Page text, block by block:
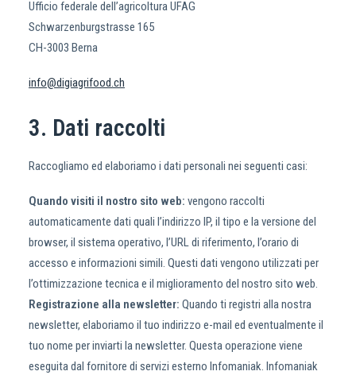
Ufficio federale dell’agricoltura UFAG
Schwarzenburgstrasse 165
CH-3003 Berna
info@digiagrifood.ch
3. Dati raccolti
Raccogliamo ed elaboriamo i dati personali nei seguenti casi:
Quando visiti il nostro sito web: vengono raccolti
automaticamente dati quali l’indirizzo IP, il tipo e la versione del
browser, il sistema operativo, l’URL di riferimento, l’orario di
accesso e informazioni simili. Questi dati vengono utilizzati per
l’ottimizzazione tecnica e il miglioramento del nostro sito web.
Registrazione alla newsletter: Quando ti registri alla nostra
newsletter, elaboriamo il tuo indirizzo e-mail ed eventualmente il
tuo nome per inviarti la newsletter. Questa operazione viene
eseguita dal fornitore di servizi esterno Infomaniak. Infomaniak